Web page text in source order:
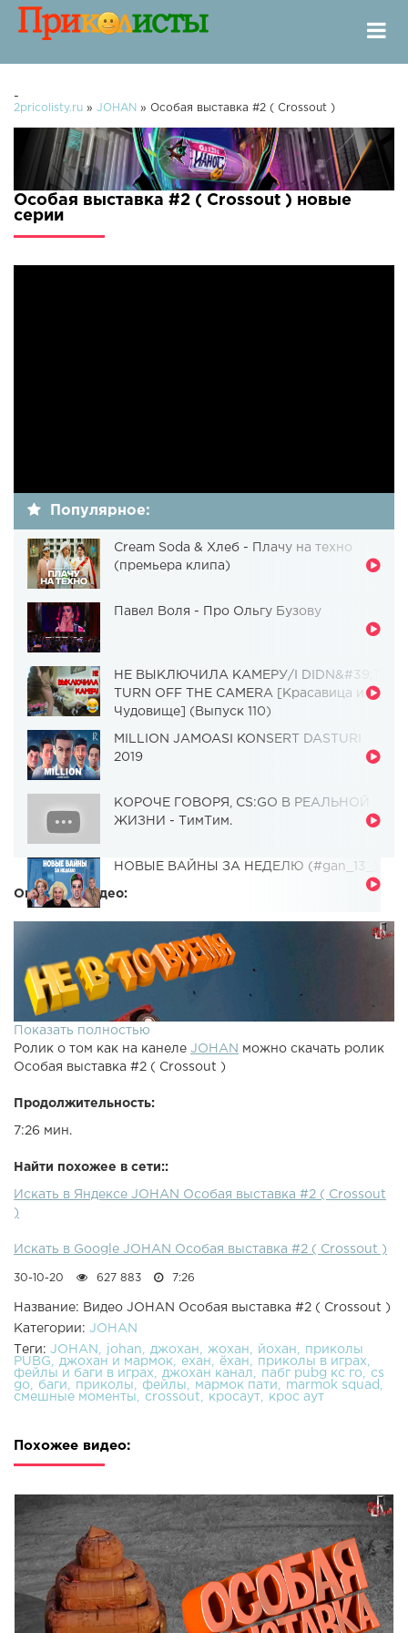
-
2pricolisty.ru » JOHAN » Особая выставка #2 ( Crossout )
Особая выставка #2 ( Crossout ) новые
серии
Популярное:
Cream Soda & Хлеб - Плачу на техно
(премьера клипа)
Павел Воля - Про Ольгу Бузову
НЕ ВЫКЛЮЧИЛА КАМЕРУ/I DIDN&#39;T
TURN OFF THE CAMERA [Красавица и
Чудовище] (Выпуск 110)
MILLION JAMOASI KONSERT DASTURI
2019
КОРОЧЕ ГОВОРЯ, CS:GO В РЕАЛЬНОЙ
ЖИЗНИ - ТимТим.
НОВЫЕ ВАЙНЫ ЗА НЕДЕЛЮ (#gan_13_)
Описание видео:
Показать полностью
Ролик о том как на канеле JOHAN можно скачать ролик
Особая выставка #2 ( Crossout )
Продолжительность:
7:26 мин.
Найти похожее в сети::
Искать в Яндексе JOHAN Особая выставка #2 ( Crossout
)
Искать в Google JOHAN Особая выставка #2 ( Crossout )
30-10-20 627 883 7:26
Название: Видео JOHAN Особая выставка #2 ( Crossout )
Категории: JOHAN
Теги: JOHAN johan джохан жохан йохан
приколы
PUBG
джохан и мармок ехан ёхан
приколы в играх
фейлы и баги в играх
джохан канал пабг pubg кс го
cs
go
баги приколы фейлы мармок пати
marmok squad
смешные моменты
crossout кросаут крос аут
Похожее видео: